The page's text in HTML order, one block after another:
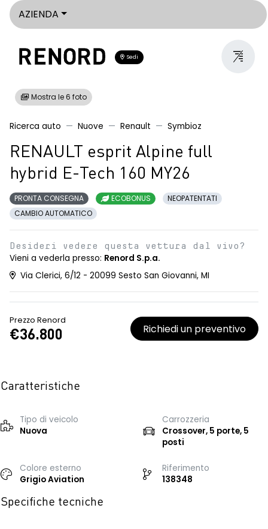
AZIENDA
Sedi
Mostra le 6 foto
Ricerca auto Nuove Renault Symbioz
RENAULT esprit Alpine full
hybrid E-Tech 160 MY26
PRONTA CONSEGNA ECOBONUS
NEOPATENTATI
CAMBIO AUTOMATICO
Desideri vedere questa vettura dal vivo?
Vieni a vederla presso: Renord S.p.a.
Via Clerici, 6/12 - 20099 Sesto San Giovanni, MI
Prezzo Renord
€36.800 Richiedi un preventivo
Caratteristiche
Tipo di veicolo
Nuova
Carrozzeria
Crossover, 5 porte, 5
posti
Colore esterno
Grigio Aviation
Riferimento
138348
Specifiche tecniche